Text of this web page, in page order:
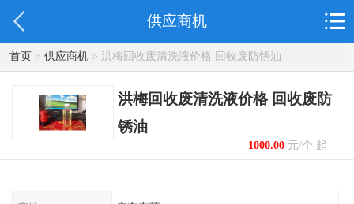
供应商机
首页> 供应商机> 洪梅回收废清洗液价格 回收废防锈油
洪梅回收废清洗液价格 回收废防
锈油
1000.00元/个 起